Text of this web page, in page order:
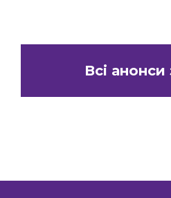
Всі анонси